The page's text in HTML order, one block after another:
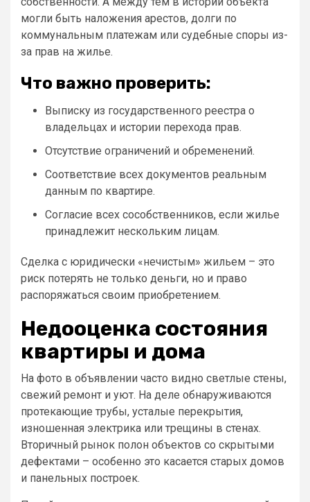
могли быть наложения арестов, долги по
коммунальным платежам или судебные споры из-
за прав на жилье.
Что важно проверить:
Выписку из государственного реестра о
владельцах и истории перехода прав.
Отсутствие ограничений и обременений.
Соответствие всех документов реальным
данным по квартире.
Согласие всех сособственников, если жилье
принадлежит нескольким лицам.
Сделка с юридически «нечистым» жильем – это
риск потерять не только деньги, но и право
распоряжаться своим приобретением.
Недооценка состояния
квартиры и дома
На фото в объявлении часто видно светлые стены,
свежий ремонт и уют. На деле обнаруживаются
протекающие трубы, усталые перекрытия,
изношенная электрика или трещины в стенах.
Вторичный рынок полон объектов со скрытыми
дефектами – особенно это касается старых домов
и панельных построек.